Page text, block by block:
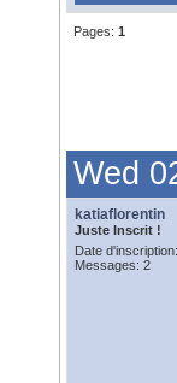
Pages: 1
Wed
katiaflorentin
Juste Inscrit !
Date
Messages: 2